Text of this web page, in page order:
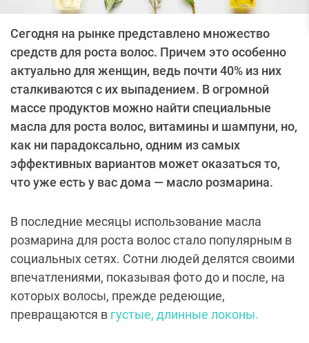
Сегодня на рынке представлено множество
средств для роста волос. Причем это особенно
актуально для женщин, ведь почти 40% из них
сталкиваются с их выпадением. В огромной
массе продуктов можно найти специальные
масла для роста волос, витамины и шампуни, но,
как ни парадоксально, одним из самых
эффективных вариантов может оказаться то,
что уже есть у вас дома — масло розмарина.
В последние месяцы использование масла
розмарина для роста волос стало популярным в
социальных сетях. Сотни людей делятся своими
впечатлениями, показывая фото до и после, на
которых волосы, прежде редеющие,
превращаются в густые, длинные локоны.